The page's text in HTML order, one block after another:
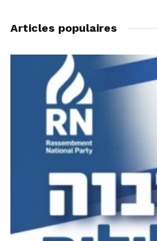
Articles populaires